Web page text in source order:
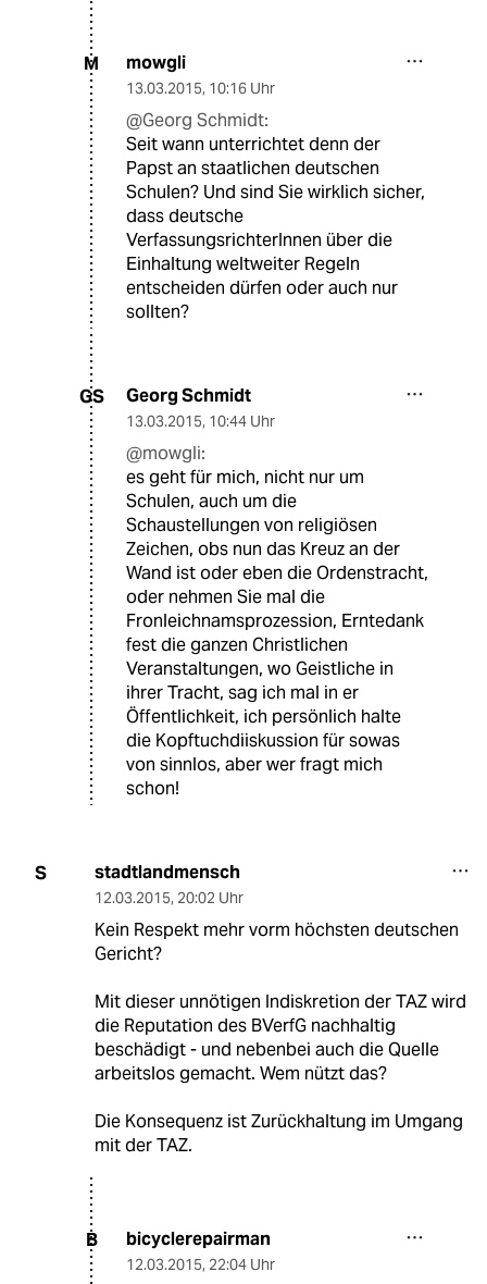
M mowgli
13.03.2015, 10:16 Uhr
@Georg Schmidt:
Seit wann unterrichtet denn der
Papst an staatlichen deutschen
Schulen? Und sind Sie wirklich sicher,
dass deutsche
VerfassungsrichterInnen über die
Einhaltung weltweiter Regeln
entscheiden dürfen oder auch nur
sollten?
GS Georg Schmidt
13.03.2015, 10:44 Uhr
@mowgli:
es geht für mich, nicht nur um
Schulen, auch um die
Schaustellungen von religiösen
Zeichen, obs nun das Kreuz an der
Wand ist oder eben die Ordenstracht,
oder nehmen Sie mal die
Fronleichnamsprozession, Erntedank
fest die ganzen Christlichen
Veranstaltungen, wo Geistliche in
ihrer Tracht, sag ich mal in er
Öffentlichkeit, ich persönlich halte
die Kopftuchdiiskussion für sowas
von sinnlos, aber wer fragt mich
schon!
S stadtlandmensch
12.03.2015, 20:02 Uhr
Kein Respekt mehr vorm höchsten deutschen
Gericht?
Mit dieser unnötigen Indiskretion der TAZ wird
die Reputation des BVerfG nachhaltig
beschädigt - und nebenbei auch die Quelle
arbeitslos gemacht. Wem nützt das?
Die Konsequenz ist Zurückhaltung im Umgang
mit der TAZ.
B bicyclerepairman
12.03.2015, 22:04 Uhr